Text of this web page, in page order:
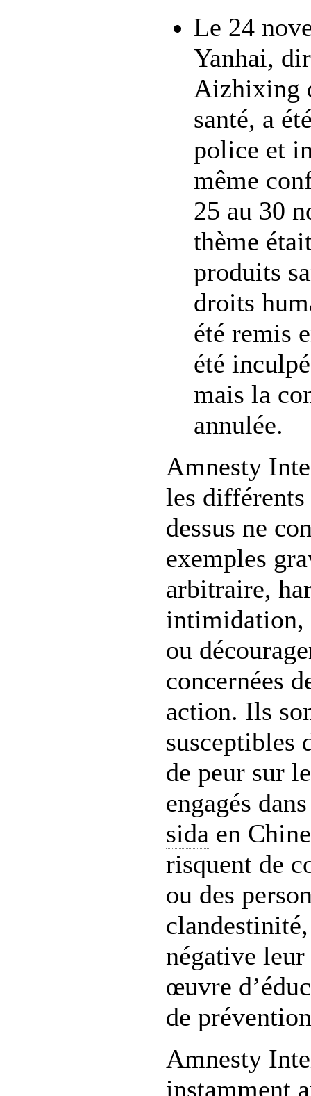
Le 24
Yanhai,
Aizhixing
santé, a
police et
même
25 au 30
thème
produits
droits
été remis
été
mais la
annulée.
Amnesty
les
dessus ne
exemples
arbitraire,
intimidation,
ou
concernées
action. Ils
susceptibles
de peur sur
engagés
sida en
risquent de
ou des
négative
œuvre
de
Amnesty
instamment